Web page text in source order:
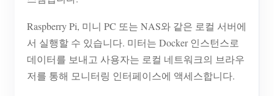
Raspberry Pi, 미니 PC 또는 NAS와 같은 로컬 서버에
서 실행할 수 있습니다. 미터는 Docker 인스턴스로
데이터를 보내고 사용자는 로컬 네트워크의 브라우
저를 통해 모니터링 인터페이스에 액세스합니다.